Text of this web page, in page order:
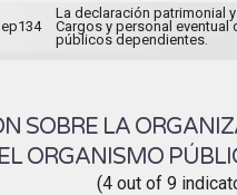
La declaración patrimonial
Cargos y personal
públicos dependientes.
SOBRE LA
ORGANISMO
(4 out of 9